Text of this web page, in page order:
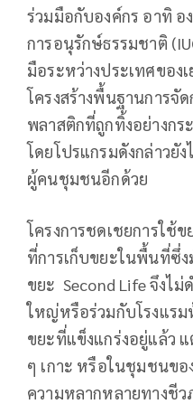
ร่วมมือกับองค์กร อาทิ อ
การอนุรักษ์ธรรมชาติ
มือระหว่างประเทศของ
โครงสร้างพื้นฐานการจั
พลาสติกที่ถูกทิ้งอย่างก
โดยโปรแกรมดังกล่าวยัง
ผู้คนชุมชนอีกด้วย
โครงการชดเชยการใช้
ที่การเก็บขยะในพื้นที่ซึ่
ขยะ Second Life จึงไ
ใหญ่หรือร่วมกับโรงแรม
ขยะที่แข็งแกร่งอยู่แล้ว
ๆ เกาะ หรือในชุมชนขอ
ความหลากหลายทางชี